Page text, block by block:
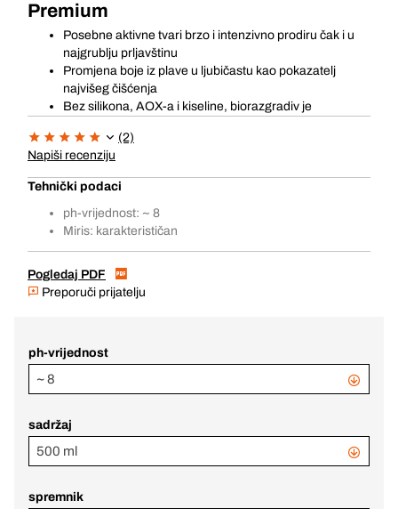
Premium
Posebne aktivne tvari brzo i intenzivno prodiru čak i u
najgrublju prljavštinu
Promjena boje iz plave u ljubičastu kao pokazatelj
najvišeg čišćenja
Bez silikona, AOX-a i kiseline, biorazgradiv je
(2)
Napiši recenziju
Tehnički podaci
ph-vrijednost: ~ 8
Miris: karakterističan
Pogledaj PDF
Preporuči prijatelju
ph-vrijednost
~ 8
sadržaj
500 ml
spremnik